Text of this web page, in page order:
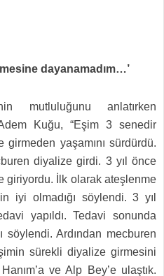
dayanamadım…’
mutluluğunu anlatırken
Kuğu, “Eşim 3 senedir
girmeden yaşamını sürdürdü.
diyalize girdi. 3 yıl önce
giriyordu. İlk olarak ateşlenme
iyi olmadığı söylendi. 3 yıl
yapıldı. Tedavi sonunda
söylendi. Ardından mecburen
sürekli diyalize girmesini
ve Alp Bey’e ulaştık.